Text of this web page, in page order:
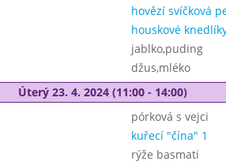
hovězí svíčková
houskové
jablko,puding
džus,mléko
Úterý 23. 4. 2024 (11:00 - 14:00)
pórková s vejci
kuřecí "čína" 1
rýže basmati